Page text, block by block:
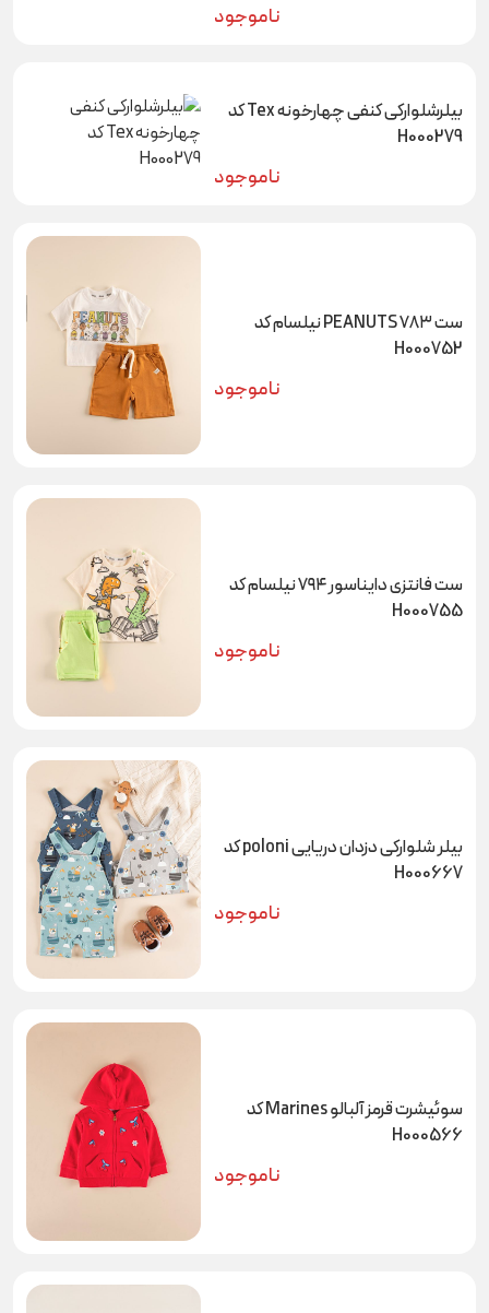
ناموجود
بیلرشلوارکی کنفی چهارخونه Tex کد
H000279
ناموجود
ست PEANUTS ۷۸۳ نیلسام کد
H000752
ناموجود
ست فانتزی دایناسور ۷۹۴ نیلسام کد
H000755
ناموجود
بیلر شلوارکی دزدان دریایی poloni کد
H000667
ناموجود
سوئیشرت قرمز آلبالو Marines کد
H000566
ناموجود